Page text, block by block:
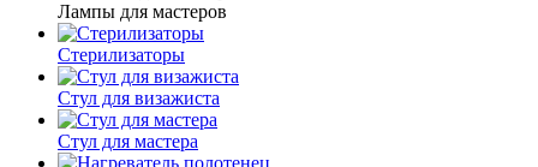
Лампы для мастеров
Стерилизаторы
Стул для визажиста
Стул для мастера